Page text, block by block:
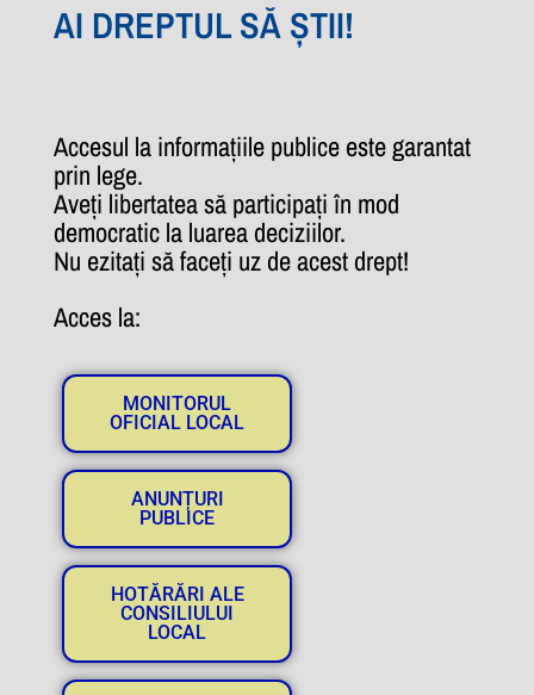
AI DREPTUL SĂ ȘTII!
Accesul la informațiile publice este garantat
prin lege.
Aveți libertatea să participați în mod
democratic la luarea deciziilor.
Nu ezitați să faceți uz de acest drept!
Acces la:
MONITORUL
OFICIAL LOCAL
ANUNȚURI
PUBLICE
HOTĂRĂRI ALE
CONSILIULUI
LOCAL